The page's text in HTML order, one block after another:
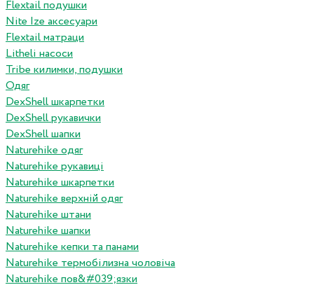
Flextail подушки
Nite Ize аксесуари
Flextail матраци
Litheli насоси
Tribe килимки, подушки
Одяг
DexShell шкарпетки
DexShell рукавички
DexShell шапки
Naturehike одяг
Naturehike рукавиці
Naturehike шкарпетки
Naturehike верхній одяг
Naturehike штани
Naturehike шапки
Naturehike кепки та панами
Naturehike термобілизна чоловіча
Naturehike пов&#039;язки